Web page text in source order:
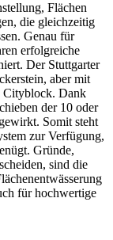
Flächen
die gleichzeitig
Genau für
erfolgreiche
Der Stuttgarter
aber mit
Cityblock. Dank
der 10 oder
Somit steht
zur Verfügung,
Gründe,
sind die
für hochwertige